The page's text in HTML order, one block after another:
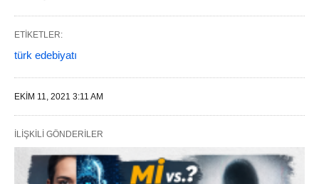
ETIKETLER:
türk edebiyatı
EKIM 11, 2021 3:11 AM
İLIŞKILI GÖNDERILER